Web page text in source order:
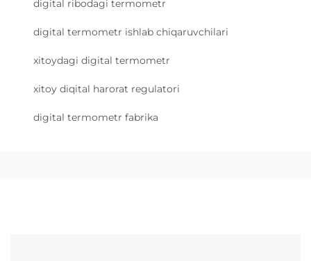
digital ribodagi termometr
digital termometr ishlab chiqaruvchilari
xitoydagi digital termometr
xitoy diqital harorat regulatori
digital termometr fabrika